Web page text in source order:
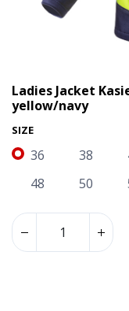
Ladies Jacket
yellow/navy
SIZE
36 38
48
50